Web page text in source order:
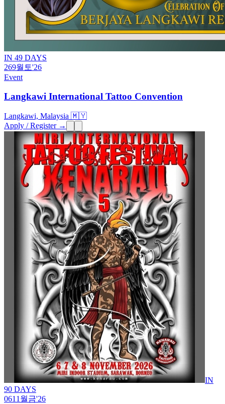
IN 49 DAYS
269월 토'26
Event
Langkawi International Tattoo Convention
Langkawi, Malaysia 🇲🇾
Apply / Register →
IN
90 DAYS
0611월금'26